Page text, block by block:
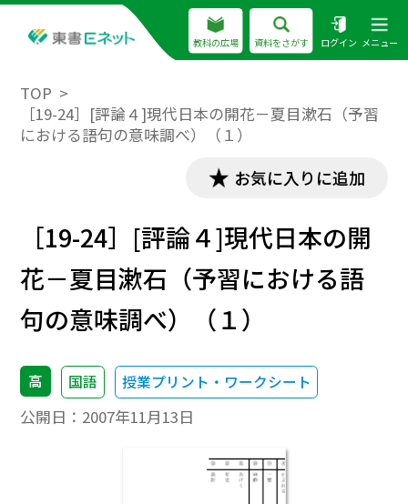
教科の広場 資料をさがす ログイン メニュー
TOP
［19-24］[評論４]現代日本の開花－夏目漱石（予習
における語句の意味調べ）（１）
お気に入りに追加
［19-24］[評論４]現代日本の開
花－夏目漱石（予習における語
句の意味調べ）（１）
高 国語 授業プリント・ワークシート
公開日： 2007年11月13日